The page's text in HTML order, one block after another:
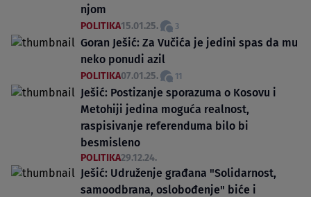
njom
POLITIKA15.01.25. 3
Goran Ješić: Za Vučića je jedini spas da mu
neko ponudi azil
POLITIKA07.01.25. 11
Ješić: Postizanje sporazuma o Kosovu i
Metohiji jedina moguća realnost,
raspisivanje referenduma bilo bi
besmisleno
POLITIKA29.12.24.
Ješić: Udruženje građana "Solidarnost,
samoodbrana, oslobođenje" biće i